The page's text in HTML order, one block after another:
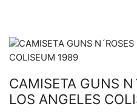
CAMISETA GUNS
LOS ANGELES